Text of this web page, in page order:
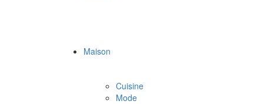
Maison
Cuisine
Mode